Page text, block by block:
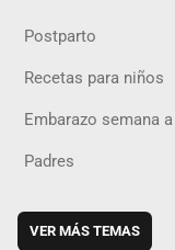
Postparto
Recetas para niños
Embarazo semana
Padres
VER MÁS TEMAS